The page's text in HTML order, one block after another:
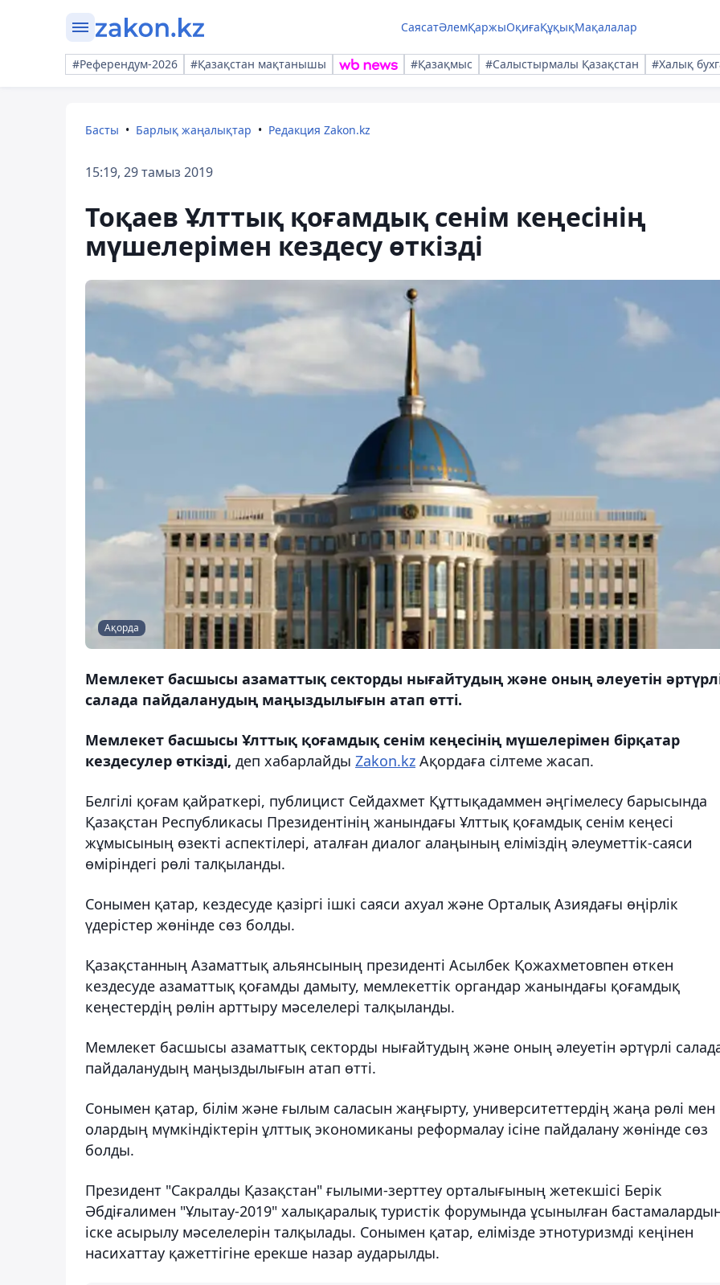
СаясатӘлемҚаржыОқиғаҚұқықМақалалар
#Референдум-2026 #Қазақстан мақтанышы #Қазақмыс #Салыстырмалы Қазақстан #Халық
Басты Барлық жаңалықтар Редакция Zakon.kz
15:19, 29 тамыз 2019
Тоқаев Ұлттық қоғамдық сенім кеңесінің
мүшелерімен кездесу өткізді
Ақорда
Мемлекет басшысы азаматтық секторды нығайтудың және оның әлеуетін
салада пайдаланудың маңыздылығын атап өтті.
Мемлекет басшысы Ұлттық қоғамдық сенім кеңесінің мүшелерімен бірқатар
кездесулер өткізді, деп хабарлайды Zakon.kz Ақордаға сілтеме жасап.
Белгілі қоғам қайраткері, публицист Сейдахмет Құттықадаммен әңгімелесу барысында
Қазақстан Республикасы Президентінің жанындағы Ұлттық қоғамдық сенім кеңесі
жұмысының өзекті аспектілері, аталған диалог алаңының еліміздің әлеуметтік-саяси
өміріндегі рөлі талқыланды.
Сонымен қатар, кездесуде қазіргі ішкі саяси ахуал және Орталық Азиядағы өңірлік
үдерістер жөнінде сөз болды.
Қазақстанның Азаматтық альянсының президенті Асылбек Қожахметовпен өткен
кездесуде азаматтық қоғамды дамыту, мемлекеттік органдар жанындағы қоғамдық
кеңестердің рөлін арттыру мәселелері талқыланды.
Мемлекет басшысы азаматтық секторды нығайтудың және оның әлеуетін әртүрлі
пайдаланудың маңыздылығын атап өтті.
Сонымен қатар, білім және ғылым саласын жаңғырту, университеттердің жаңа рөлі мен
олардың мүмкіндіктерін ұлттық экономиканы реформалау ісіне пайдалану жөнінде сөз
болды.
Президент "Сакралды Қазақстан" ғылыми-зерттеу орталығының жетекшісі Берік
Әбдіғалимен "Ұлытау-2019" халықаралық туристік форумында ұсынылған
іске асырылу мәселелерін талқылады. Сонымен қатар, елімізде этнотуризмді кеңінен
насихаттау қажеттігіне ерекше назар аударылды.